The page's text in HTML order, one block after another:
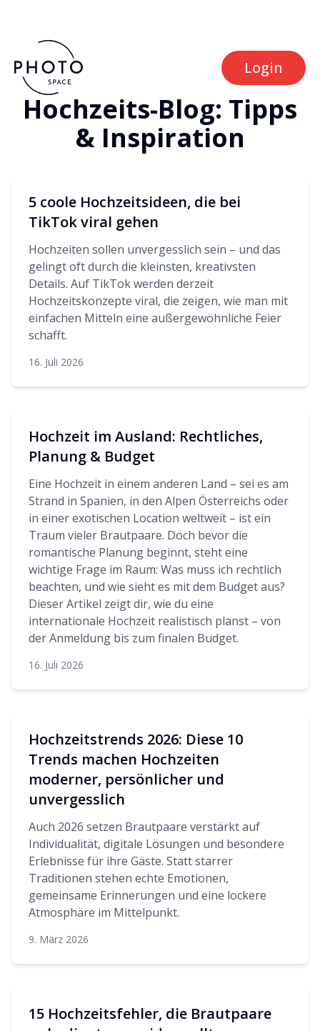
Login
Hochzeits-Blog: Tipps
& Inspiration
5 coole Hochzeitsideen, die bei
TikTok viral gehen
Hochzeiten sollen unvergesslich sein – und das
gelingt oft durch die kleinsten, kreativsten
Details. Auf TikTok werden derzeit
Hochzeitskonzepte viral, die zeigen, wie man mit
einfachen Mitteln eine außergewöhnliche Feier
schafft.
16. Juli 2026
Hochzeit im Ausland: Rechtliches,
Planung & Budget
Eine Hochzeit in einem anderen Land – sei es am
Strand in Spanien, in den Alpen Österreichs oder
in einer exotischen Location weltweit – ist ein
Traum vieler Brautpaare. Doch bevor die
romantische Planung beginnt, steht eine
wichtige Frage im Raum: Was muss ich rechtlich
beachten, und wie sieht es mit dem Budget aus?
Dieser Artikel zeigt dir, wie du eine
internationale Hochzeit realistisch planst – von
der Anmeldung bis zum finalen Budget.
16. Juli 2026
Hochzeitstrends 2026: Diese 10
Trends machen Hochzeiten
moderner, persönlicher und
unvergesslich
Auch 2026 setzen Brautpaare verstärkt auf
Individualität, digitale Lösungen und besondere
Erlebnisse für ihre Gäste. Statt starrer
Traditionen stehen echte Emotionen,
gemeinsame Erinnerungen und eine lockere
Atmosphäre im Mittelpunkt.
9. März 2026
15 Hochzeitsfehler, die Brautpaare